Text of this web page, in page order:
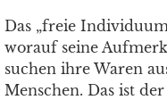
Das „freie
worauf seine
suchen ihre Waren
Menschen. Das ist